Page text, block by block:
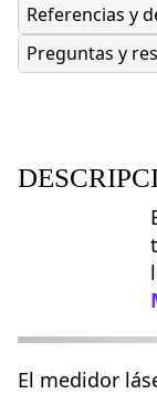
Referencias y
Preguntas y
El medidor